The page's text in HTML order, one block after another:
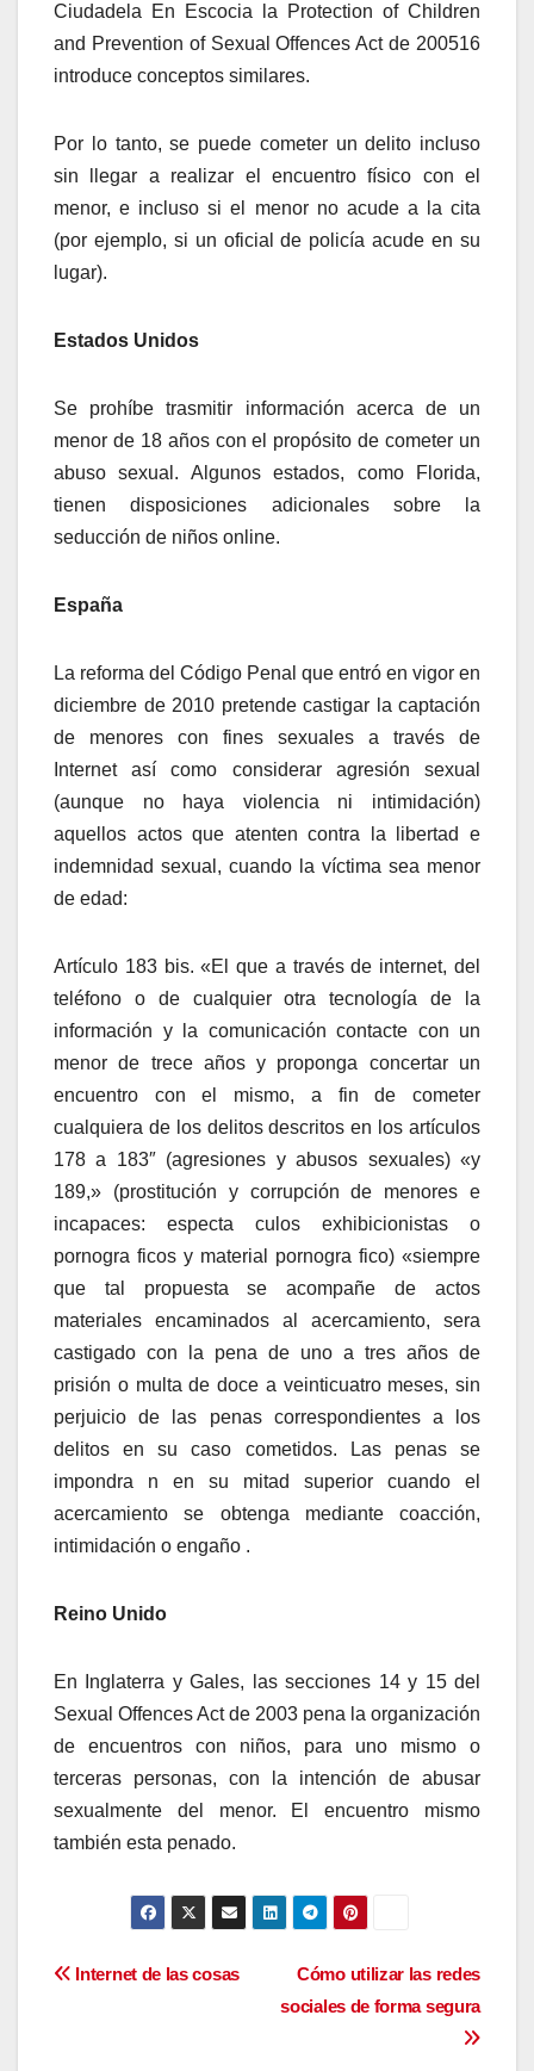
Ciudadela En Escocia la Protection of Children
and Prevention of Sexual Offences Act de 200516
introduce conceptos similares.
Por lo tanto, se puede cometer un delito incluso
sin llegar a realizar el encuentro físico con el
menor, e incluso si el menor no acude a la cita
(por ejemplo, si un oficial de policía acude en su
lugar).
Estados Unidos
Se prohíbe trasmitir información acerca de un
menor de 18 años con el propósito de cometer un
abuso sexual. Algunos estados, como Florida,
tienen disposiciones adicionales sobre la
seducción de niños online.
España
La reforma del Código Penal que entró en vigor en
diciembre de 2010 pretende castigar la captación
de menores con fines sexuales a través de
Internet así como considerar agresión sexual
(aunque no haya violencia ni intimidación)
aquellos actos que atenten contra la libertad e
indemnidad sexual, cuando la víctima sea menor
de edad:
Artículo 183 bis. «El que a través de internet, del
teléfono o de cualquier otra tecnología de la
información y la comunicación contacte con un
menor de trece años y proponga concertar un
encuentro con el mismo, a fin de cometer
cualquiera de los delitos descritos en los artículos
178 a 183″ (agresiones y abusos sexuales) «y
189,» (prostitución y corrupción de menores e
incapaces: especta culos exhibicionistas o
pornogra ficos y material pornogra fico) «siempre
que tal propuesta se acompañe de actos
materiales encaminados al acercamiento, sera
castigado con la pena de uno a tres años de
prisión o multa de doce a veinticuatro meses, sin
perjuicio de las penas correspondientes a los
delitos en su caso cometidos. Las penas se
impondra n en su mitad superior cuando el
acercamiento se obtenga mediante coacción,
intimidación o engaño .
Reino Unido
En Inglaterra y Gales, las secciones 14 y 15 del
Sexual Offences Act de 2003 pena la organización
de encuentros con niños, para uno mismo o
terceras personas, con la intención de abusar
sexualmente del menor. El encuentro mismo
también esta penado.
Navegación
Cómo utilizar las redes
sociales de forma segura
Internet de las cosas